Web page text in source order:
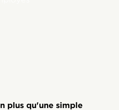
plus qu'une simple